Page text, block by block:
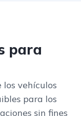
para
los vehículos
para los
sin fines